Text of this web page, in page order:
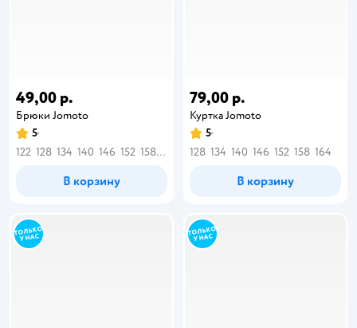
49,00 р.
Брюки Jomoto
5
122 128 134 140 146 152 158 164
В корзину
79,00 р.
Куртка Jomoto
5
128 134 140 146 152 158 164
В корзину